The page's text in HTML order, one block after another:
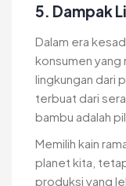
5. Dampak
Dalam era
konsumen
lingkungan dari
terbuat dari
bambu adalah
Memilih kain
planet kita,
produksi yang